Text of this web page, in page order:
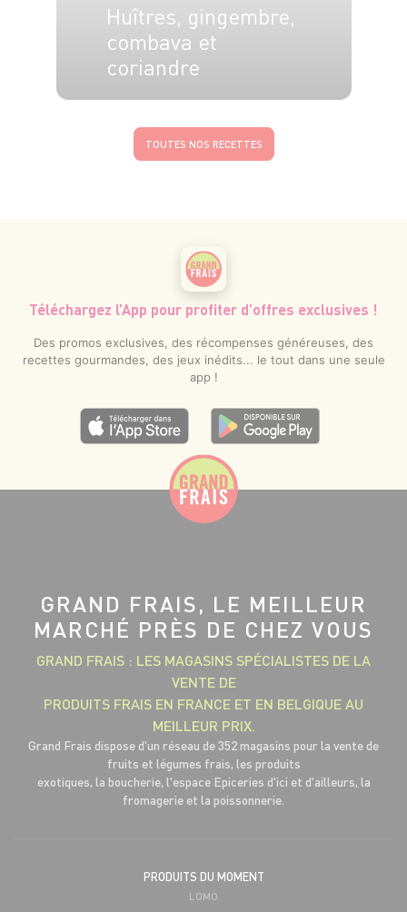
Huîtres, gingembre,
combava et
coriandre
TOUTES NOS RECETTES
Téléchargez l’App pour profiter d’offres exclusives !
Des promos exclusives, des récompenses généreuses, des
recettes gourmandes, des jeux inédits... le tout dans une seule
app !
GRAND FRAIS, LE MEILLEUR
MARCHÉ PRÈS DE CHEZ VOUS
GRAND FRAIS : LES MAGASINS SPÉCIALISTES DE LA
VENTE DE
PRODUITS FRAIS EN FRANCE ET EN BELGIQUE AU
MEILLEUR PRIX.
Grand Frais dispose d'un réseau de 352 magasins pour la vente de
fruits et légumes frais, les produits
exotiques, la boucherie, l'espace Epiceries d'ici et d'ailleurs, la
fromagerie et la poissonnerie.
PRODUITS DU MOMENT
LOMO